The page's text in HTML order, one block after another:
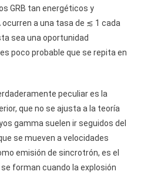
GRB tan energéticos y
a una tasa de ≲ 1 cada
sea una oportunidad
poco probable que se repita en
peculiar es la
que no se ajusta a la teoría
gamma suelen ir seguidos del
se mueven a velocidades
emisión de sincrotrón, es el
forman cuando la explosión